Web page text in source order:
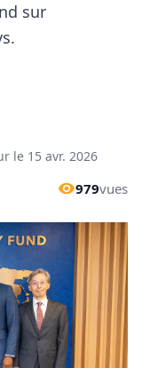
sur
le 15 avr. 2026
979vues